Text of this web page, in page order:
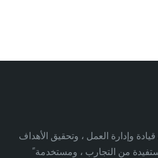
وإدارة العمل ، وتحقيق الأهداف
من التجارب ، ومستخدمة